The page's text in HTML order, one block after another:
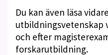
Du kan även läsa
utbildningsvetenskap
och efter
forskarutbildning.